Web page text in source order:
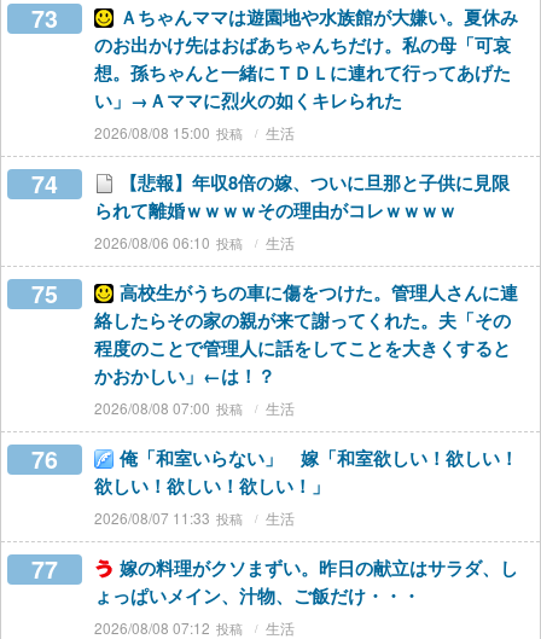
73
Ａちゃんママは遊園地や水族館が大嫌い。夏休み
のお出かけ先はおばあちゃんちだけ。私の母「可哀
想。孫ちゃんと一緒にＴＤＬに連れて行ってあげた
い」→Ａママに烈火の如くキレられた
2026/08/08 15:00 生活
74
【悲報】年収8倍の嫁、ついに旦那と子供に見限
られて離婚ｗｗｗｗその理由がコレｗｗｗｗ
2026/08/06 06:10 生活
75
高校生がうちの車に傷をつけた。管理人さんに連
絡したらその家の親が来て謝ってくれた。夫「その
程度のことで管理人に話をしてことを大きくすると
かおかしい」←は！？
2026/08/08 07:00 生活
76
俺「和室いらない」 嫁「和室欲しい！欲しい！
欲しい！欲しい！欲しい！」
2026/08/07 11:33 生活
77
嫁の料理がクソまずい。昨日の献立はサラダ、し
ょっぱいメイン、汁物、ご飯だけ・・・
2026/08/08 07:12 生活